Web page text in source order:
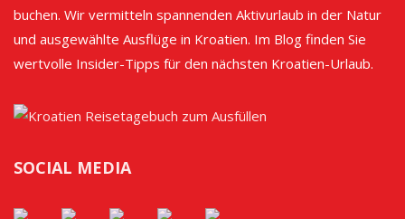
buchen. Wir vermitteln spannenden Aktivurlaub in der Natur
und ausgewählte Ausflüge in Kroatien. Im Blog finden Sie
wertvolle Insider-Tipps für den nächsten Kroatien-Urlaub.
SOCIAL MEDIA